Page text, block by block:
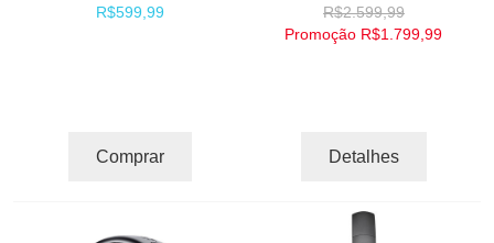
R$599,99
Comprar
R$2.599,99
Promoção R$1.799,99
Detalhes